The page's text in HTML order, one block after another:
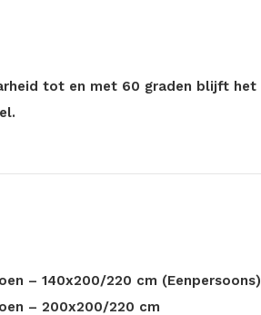
tot en met 60 graden blijft het
– 140x200/220 cm (Eenpersoons)
– 200x200/220 cm